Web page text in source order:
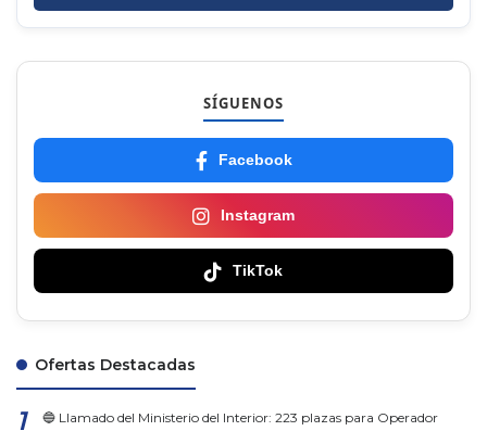
SÍGUENOS
Facebook
Instagram
TikTok
Ofertas Destacadas
🔵 Llamado del Ministerio del Interior: 223 plazas para Operador